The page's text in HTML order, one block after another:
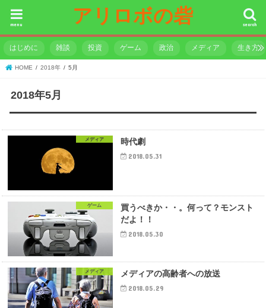
アリロボの砦 search
menu
はじめに 雑談 投資 ゲーム 政治 メディア 生き方
HOME 2018年 5月
2018年5月
メディア 時代劇
2018.05.31
ゲーム
買うべきか・・。何って？モンスト
だよ！！
2018.05.30
メディア メディアの高齢者への放送
2018.05.29